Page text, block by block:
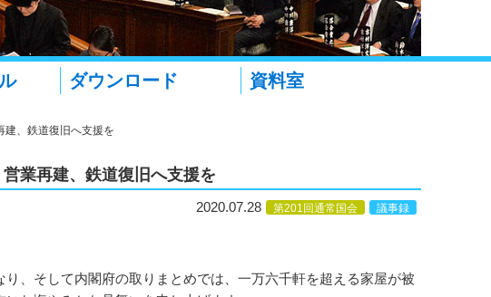
ダウンロード 資料室
建、鉄道復旧へ支援を
業再建、鉄道復旧へ支援を
2020.07.28 第201回通常国会 議事録
、そして内閣府の取りまとめでは、一万六千軒を超える家屋が被